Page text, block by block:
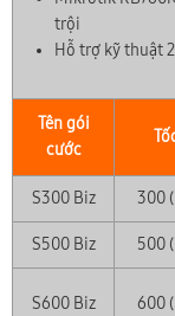
trội
Hỗ trợ kỹ thuật
Tên gói
cước
S300 Biz 300
S500 Biz 500
S600 Biz 600
🎁
Tặng